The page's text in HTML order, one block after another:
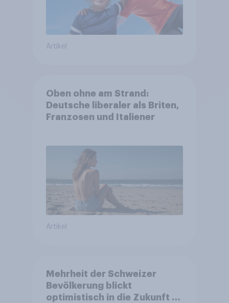
Artikel
Oben ohne am Strand:
Deutsche liberaler als Briten,
Franzosen und Italiener
Artikel
Mehrheit der Schweizer
Bevölkerung blickt
optimistisch in die Zukunft –